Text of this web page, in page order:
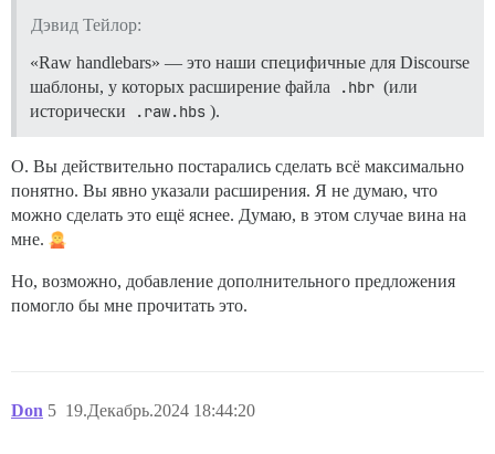
Дэвид Тейлор:
«Raw handlebars» — это наши специфичные для Discourse
шаблоны, у которых расширение файла
.hbr (или
исторически
.raw.hbs ).
О. Вы действительно постарались сделать всё максимально
понятно. Вы явно указали расширения. Я не думаю, что
можно сделать это ещё яснее. Думаю, в этом случае вина на
мне.
Но, возможно, добавление дополнительного предложения
помогло бы мне прочитать это.
Don 19.Декабрь.2024 18:44:20
5